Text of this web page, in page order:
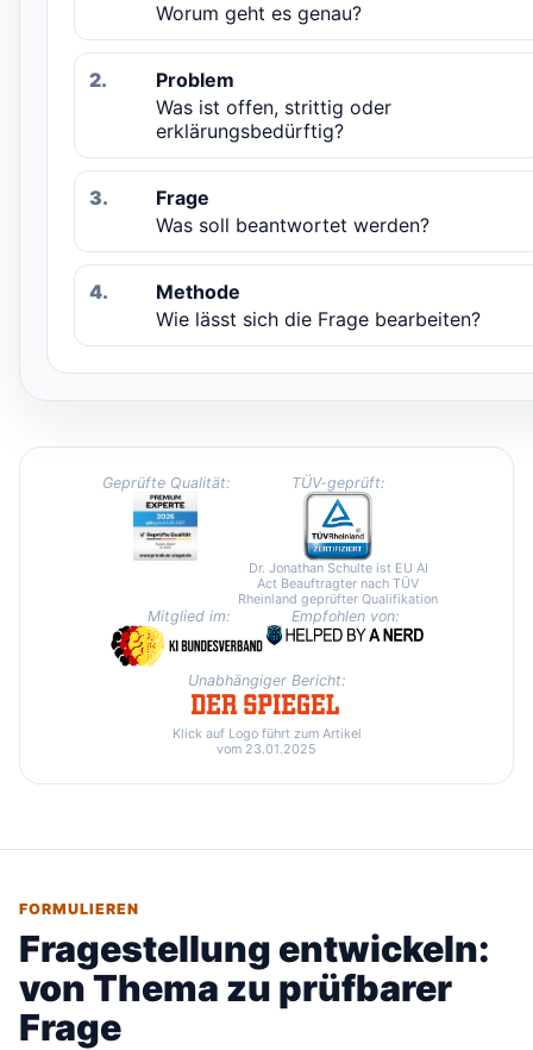
Worum geht es genau?
2.
Problem
Was ist offen, strittig oder
erklärungsbedürftig?
3.
Frage
Was soll beantwortet werden?
4.
Methode
Wie lässt sich die Frage bearbeiten?
Geprüfte Qualität: TÜV-geprüft:
Dr. Jonathan Schulte ist EU AI
Act Beauftragter nach TÜV
Rheinland geprüfter Qualifikation
Mitglied im: Empfohlen von:
Unabhängiger Bericht:
Klick auf Logo führt zum Artikel
vom 23.01.2025
FORMULIEREN
Fragestellung entwickeln:
von Thema zu prüfbarer
Frage